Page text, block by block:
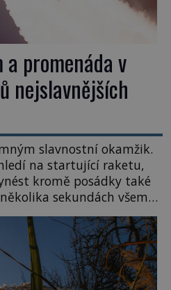
a promenáda v
nejslavnějších
slavnostní okamžik.
na startující raketu,
kromě posádky také
sekundách všem
exploduje. Jejich
kraje, daňové
dolarů. Na druhou stranu
věci. Na malé kousky